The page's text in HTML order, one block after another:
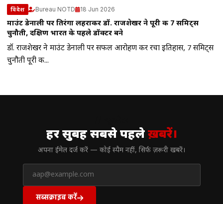
विदेश Bureau NOTD 18 Jun 2026
माउंट डेनाली पर तिरंगा लहराकर डॉ. राजशेखर ने पूरी की 7 समिट्स
चुनौती, दक्षिण भारत के पहले डॉक्टर बने
डॉ. राजशेखर ने माउंट डेनाली पर सफल आरोहण कर रचा इतिहास, 7 समिट्स
चुनौती पूरी की...
हर सुबह सबसे पहलेख़बरें।
अपना ईमेल दर्ज करें — कोई स्पैम नहीं, सिर्फ ज़रूरी खबरें।
सब्सक्राइब करें